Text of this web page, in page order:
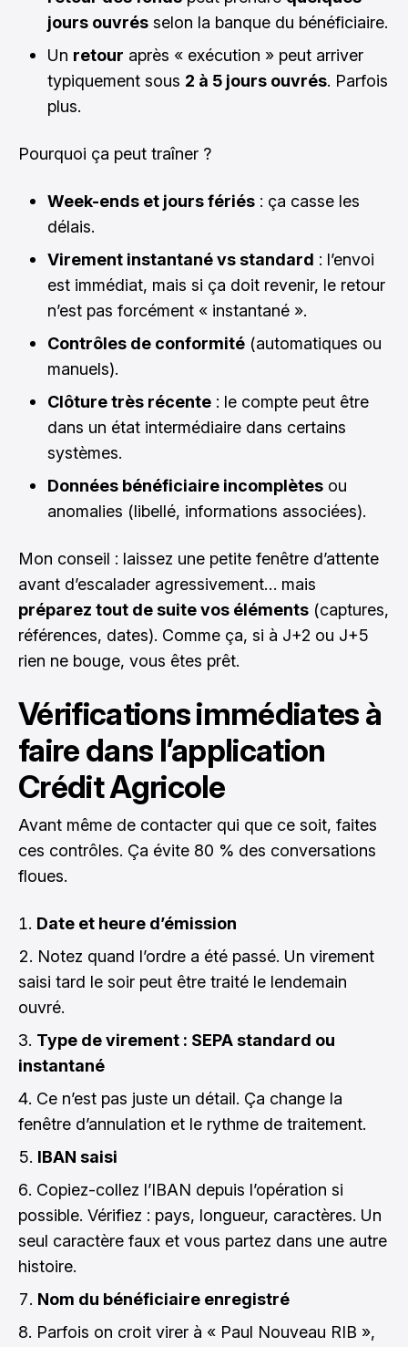
jours ouvrés selon la banque du bénéficiaire.
Un retour après « exécution » peut arriver
typiquement sous 2 à 5 jours ouvrés. Parfois
plus.
Pourquoi ça peut traîner ?
Week-ends et jours fériés : ça casse les
délais.
Virement instantané vs standard : l’envoi
est immédiat, mais si ça doit revenir, le retour
n’est pas forcément « instantané ».
Contrôles de conformité (automatiques ou
manuels).
Clôture très récente : le compte peut être
dans un état intermédiaire dans certains
systèmes.
Données bénéficiaire incomplètes ou
anomalies (libellé, informations associées).
Mon conseil : laissez une petite fenêtre d’attente
avant d’escalader agressivement… mais
préparez tout de suite vos éléments (captures,
références, dates). Comme ça, si à J+2 ou J+5
rien ne bouge, vous êtes prêt.
Vérifications immédiates à
faire dans l’application
Crédit Agricole
Avant même de contacter qui que ce soit, faites
ces contrôles. Ça évite 80 % des conversations
floues.
Date et heure d’émission
Notez quand l’ordre a été passé. Un virement
saisi tard le soir peut être traité le lendemain
ouvré.
Type de virement : SEPA standard ou
instantané
Ce n’est pas juste un détail. Ça change la
fenêtre d’annulation et le rythme de traitement.
IBAN saisi
Copiez-collez l’IBAN depuis l’opération si
possible. Vérifiez : pays, longueur, caractères. Un
seul caractère faux et vous partez dans une autre
histoire.
Nom du bénéficiaire enregistré
Parfois on croit virer à « Paul Nouveau RIB »,